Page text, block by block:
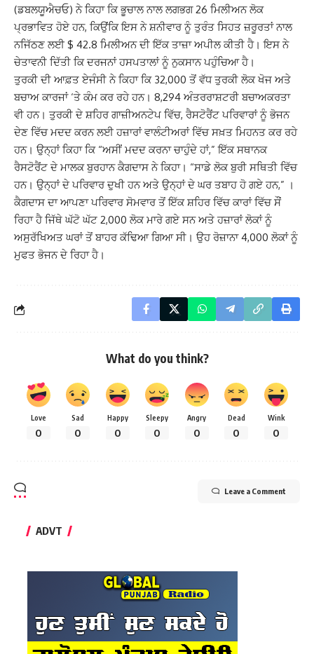
(ਡਬਲਯੂਐਚਓ) ਨੇ ਕਿਹਾ ਕਿ ਭੂਚਾਲ ਨਾਲ ਲਗਭਗ 26 ਮਿਲੀਅਨ ਲੋਕ
ਪ੍ਰਭਾਵਿਤ ਹੋਏ ਹਨ, ਕਿਉਂਕਿ ਇਸ ਨੇ ਸ਼ਨੀਵਾਰ ਨੂੰ ਤੁਰੰਤ ਸਿਹਤ ਜ਼ਰੂਰਤਾਂ ਨਾਲ
ਨਜਿੱਠਣ ਲਈ $ 42.8 ਮਿਲੀਅਨ ਦੀ ਇੱਕ ਤਾਜ਼ਾ ਅਪੀਲ ਕੀਤੀ ਹੈ। ਇਸ ਨੇ
ਚੇਤਾਵਨੀ ਦਿੱਤੀ ਕਿ ਦਰਜਨਾਂ ਹਸਪਤਾਲਾਂ ਨੂੰ ਨੁਕਸਾਨ ਪਹੁੰਚਿਆ ਹੈ।
ਤੁਰਕੀ ਦੀ ਆਫ਼ਤ ਏਜੰਸੀ ਨੇ ਕਿਹਾ ਕਿ 32,000 ਤੋਂ ਵੱਧ ਤੁਰਕੀ ਲੋਕ ਖੋਜ ਅਤੇ
ਬਚਾਅ ਕਾਰਜਾਂ ‘ਤੇ ਕੰਮ ਕਰ ਰਹੇ ਹਨ। 8,294 ਅੰਤਰਰਾਸ਼ਟਰੀ ਬਚਾਅਕਰਤਾ
ਵੀ ਹਨ। ਤੁਰਕੀ ਦੇ ਸ਼ਹਿਰ ਗਾਜ਼ੀਅਨਟੇਪ ਵਿੱਚ, ਰੈਸਟੋਰੈਂਟ ਪਰਿਵਾਰਾਂ ਨੂੰ ਭੋਜਨ
ਦੇਣ ਵਿੱਚ ਮਦਦ ਕਰਨ ਲਈ ਹਜ਼ਾਰਾਂ ਵਾਲੰਟੀਅਰਾਂ ਵਿੱਚ ਸਖ਼ਤ ਮਿਹਨਤ ਕਰ ਰਹੇ
ਹਨ। ਉਨ੍ਹਾਂ ਕਿਹਾ ਕਿ “ਅਸੀਂ ਮਦਦ ਕਰਨਾ ਚਾਹੁੰਦੇ ਹਾਂ,” ਇੱਕ ਸਥਾਨਕ
ਰੈਸਟੋਰੈਂਟ ਦੇ ਮਾਲਕ ਬੁਰਹਾਨ ਕੈਗਦਾਸ ਨੇ ਕਿਹਾ। “ਸਾਡੇ ਲੋਕ ਬੁਰੀ ਸਥਿਤੀ ਵਿੱਚ
ਹਨ। ਉਨ੍ਹਾਂ ਦੇ ਪਰਿਵਾਰ ਦੁਖੀ ਹਨ ਅਤੇ ਉਨ੍ਹਾਂ ਦੇ ਘਰ ਤਬਾਹ ਹੋ ਗਏ ਹਨ,” ।
ਕੈਗਦਾਸ ਦਾ ਆਪਣਾ ਪਰਿਵਾਰ ਸੋਮਵਾਰ ਤੋਂ ਇੱਕ ਸ਼ਹਿਰ ਵਿੱਚ ਕਾਰਾਂ ਵਿੱਚ ਸੌਂ
ਰਿਹਾ ਹੈ ਜਿੱਥੇ ਘੱਟੋ ਘੱਟ 2,000 ਲੋਕ ਮਾਰੇ ਗਏ ਸਨ ਅਤੇ ਹਜ਼ਾਰਾਂ ਲੋਕਾਂ ਨੂੰ
ਅਸੁਰੱਖਿਅਤ ਘਰਾਂ ਤੋਂ ਬਾਹਰ ਕੱਢਿਆ ਗਿਆ ਸੀ। ਉਹ ਰੋਜ਼ਾਨਾ 4,000 ਲੋਕਾਂ ਨੂੰ
ਮੁਫਤ ਭੋਜਨ ਦੇ ਰਿਹਾ ਹੈ।
What do you think?
Love
0
Sad
0
Happy
0
Sleepy
0
Angry
0
Dead
0
Wink
0
Leave a Comment
ADVT